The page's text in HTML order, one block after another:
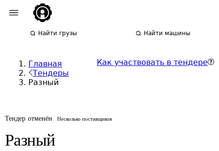
Найти грузы Найти машины
Главная
Тендеры
Разный
Как участвовать в тендере
Тендер отменён Несколько поставщиков
Разный